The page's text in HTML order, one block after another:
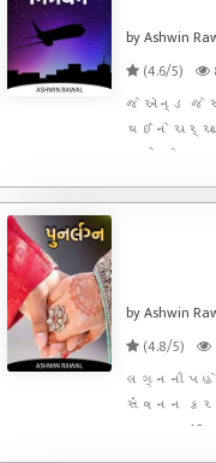
by Ashwin
(4.6/5)
જે એન્ડ જે
થઈને ચર્ચા
હતો. ગેટ
કોલેજમાં
by Ashwin
(4.8/5)
લગ્નની
સંવનન
ભાર્ગવ